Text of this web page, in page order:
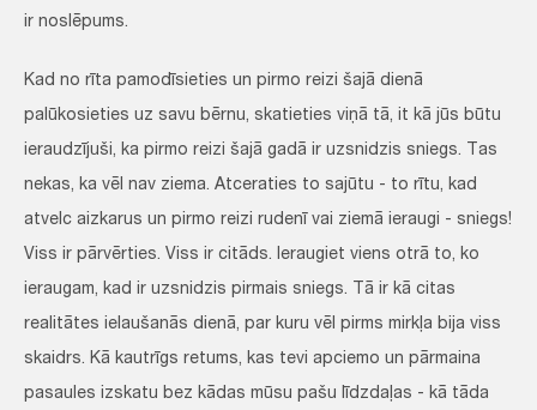
ir noslēpums.
Kad no rīta pamodīsieties un pirmo reizi šajā dienā
palūkosieties uz savu bērnu, skatieties viņā tā, it kā jūs būtu
ieraudzījuši, ka pirmo reizi šajā gadā ir uzsnidzis sniegs. Tas
nekas, ka vēl nav ziema. Atceraties to sajūtu - to rītu, kad
atvelc aizkarus un pirmo reizi rudenī vai ziemā ieraugi - sniegs!
Viss ir pārvērties. Viss ir citāds. Ieraugiet viens otrā to, ko
ieraugam, kad ir uzsnidzis pirmais sniegs. Tā ir kā citas
realitātes ielaušanās dienā, par kuru vēl pirms mirkļa bija viss
skaidrs. Kā kautrīgs retums, kas tevi apciemo un pārmaina
pasaules izskatu bez kādas mūsu pašu līdzdaļas - kā tāda